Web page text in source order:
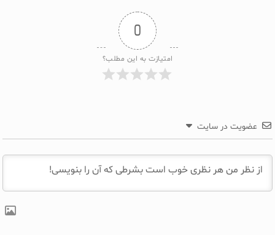
0
امتیازت به این مطلب؟
عضویت در سایت